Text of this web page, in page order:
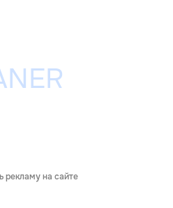
рекламу на сайте